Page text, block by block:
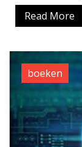
Read More
boeken